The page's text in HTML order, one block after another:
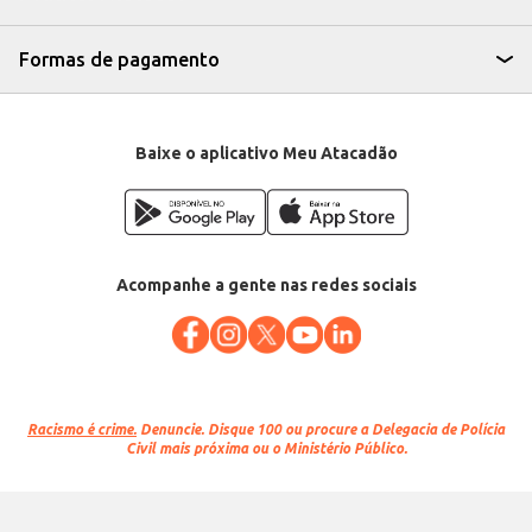
Formas de pagamento
Baixe o aplicativo Meu Atacadão
Acompanhe a gente nas redes sociais
Racismo é crime. Denuncie. Disque 100 ou procure a Delegacia de Polícia
Civil mais próxima ou o Ministério Público.